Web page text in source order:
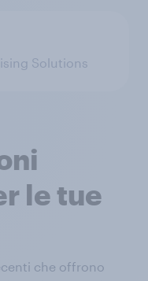
Solutions
le tue
che offrono